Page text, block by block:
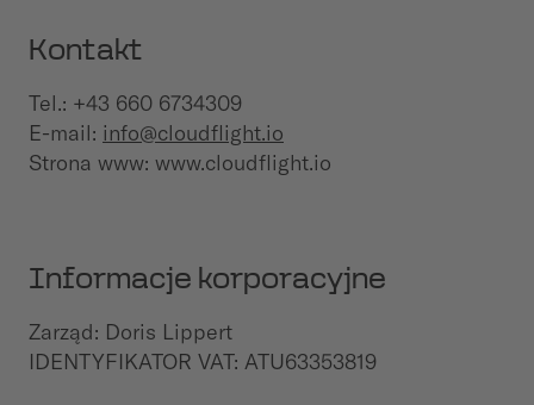
Kontakt
Tel.: +43 660 6734309
E-mail: info@cloudflight.io
Strona www: www.cloudflight.io
Informacje korporacyjne
Zarząd: Doris Lippert
IDENTYFIKATOR VAT: ATU63353819